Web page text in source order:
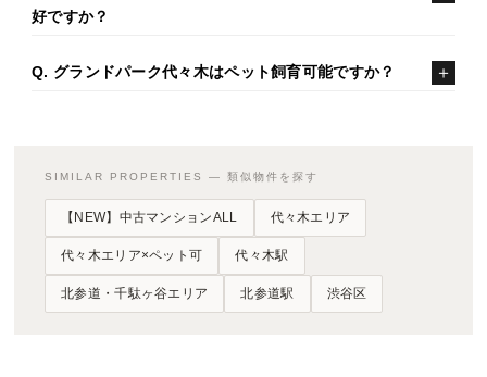
好ですか？
Q. グランドパーク代々木はペット飼育可能ですか？
SIMILAR PROPERTIES — 類似物件を探す
【NEW】中古マンションALL 代々木エリア
代々木エリア×ペット可 代々木駅
北参道・千駄ヶ谷エリア 北参道駅 渋谷区